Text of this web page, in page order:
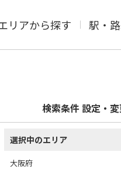
リアから探す 駅・
検索条件 設定・
選択中のエリア
大阪府